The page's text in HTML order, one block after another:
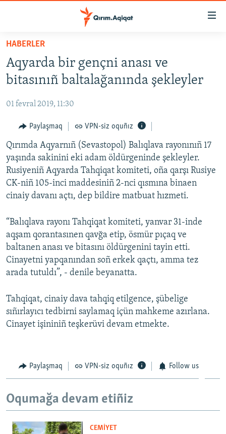
Esas
qaytmaq
Baş
qaytmaq
qaytmaq
HABERLER
SİYASET
CEMİYET
MEDENİYET
İNSAN AQLARI
VİDEO
SÜRET
BLOGLAR
FİKİR
Русский
Українською
HABERLER
Aqyarda bir gençni anası ve
bitasınıñ baltalağanında şekleyler
01 fevral 2019, 11:30
Paylaşmaq VPN-siz oquñız
Qırımda Aqyarnıñ (Sevastopol) Balıqlava rayonınıñ 17
yaşında sakinini eki adam öldürgeninde şekleyler.
Rusiyeniñ Aqyarda Tahqiqat komiteti, oña qarşı Rusiye
CK-niñ 105-inci maddesiniñ 2-nci qısmına binaen
cinaiy davanı açtı, dep bildire matbuat hızmeti.
“Balıqlava rayonı Tahqiqat komiteti, yanvar 31-inde
aqşam qorantasınen qavğa etip, ösmür pıçaq ve
baltanen anası ve bitasını öldürgenini tayin etti.
Cinayetni yapqanından soñ erkek qaçtı, amma tez
arada tutuldı”, - denile beyanatta.
Tahqiqat, cinaiy dava tahqiq etilgence, şübelige
sıñırlayıcı tedbirni saylamaq içün mahkeme azırlana.
Cinayet işininiñ teşkerüvi devam etmekte.
Paylaşmaq VPN-siz oquñız Follow us
Oqumağa devam etiñiz
CEMİYET